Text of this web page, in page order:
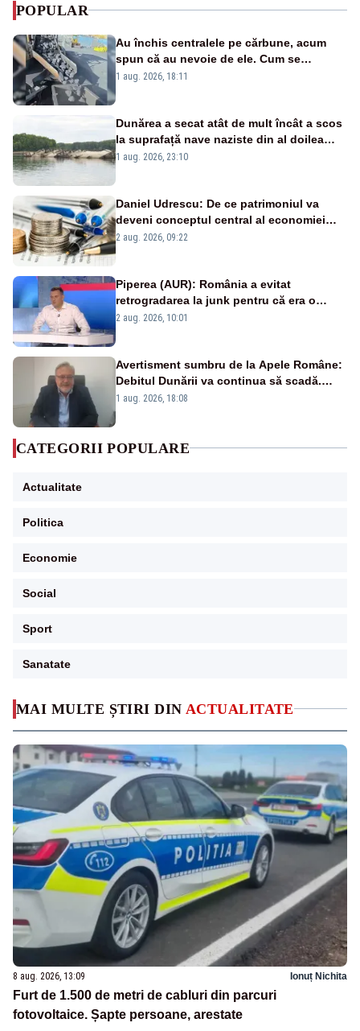
MAI MULTE ȘTIRI DIN ACTUALITATE
8 aug. 2026, 13:09 Ionuț Nichita
Furt de 1.500 de metri de cabluri din parcuri
fotovoltaice. Șapte persoane, arestate
POPULAR
Au închis centralele pe cărbune, acum
spun că au nevoie de ele. Cum se
pasează vina în plină criză energetică
1 aug. 2026, 18:11
Dunărea a secat atât de mult încât a scos
la suprafață nave naziste din al doilea
război mondial
1 aug. 2026, 23:10
Daniel Udrescu: De ce patrimoniul va
deveni conceptul central al economiei
viitoare?
2 aug. 2026, 09:22
Piperea (AUR): România a evitat
retrogradarea la junk pentru că era o
catastrofă pentru bănci și fondurile de
2 aug. 2026, 10:01
Avertisment sumbru de la Apele Române:
Debitul Dunării va continua să scadă.
Cernavodă s-ar putea închide în 4 zile
1 aug. 2026, 18:08
CATEGORII POPULARE
Actualitate
Politica
Economie
Social
Sport
Sanatate